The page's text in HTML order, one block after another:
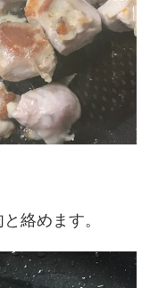
絡めます。